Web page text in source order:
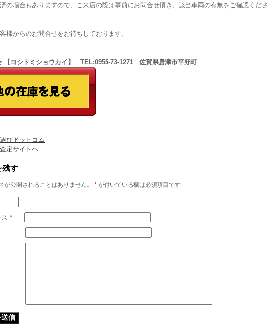
の場合もありますので、ご来店の際は事前にお問合せ頂き、該当車両の有無をご確認くださ
様からのお問合せをお待ちしております。
【ヨシトミショウカイ】 TEL:0955-73-1271 佐賀県唐津市平野町
びドットコム
定サイトヘ
残す
が公開されることはありません。 * が付いている欄は必須項目です
*